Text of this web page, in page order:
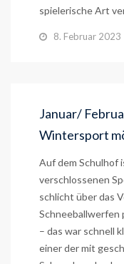
spielerische Art
8. Februar 2023
Januar/
Wintersport
Auf dem Schulhof
verschlossenen
schlicht über das
Schneeballwerfen
– das war schnell
einer der mit